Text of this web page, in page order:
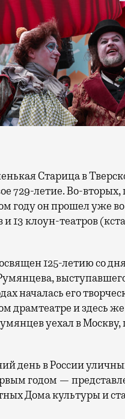
729-летие. Во-
году он прошел уже во
и 13 клоун-театров
125-летию со
началась его
драмтеатре и здесь
уехал в Москву,
день в России
годом —
Дома культуры и